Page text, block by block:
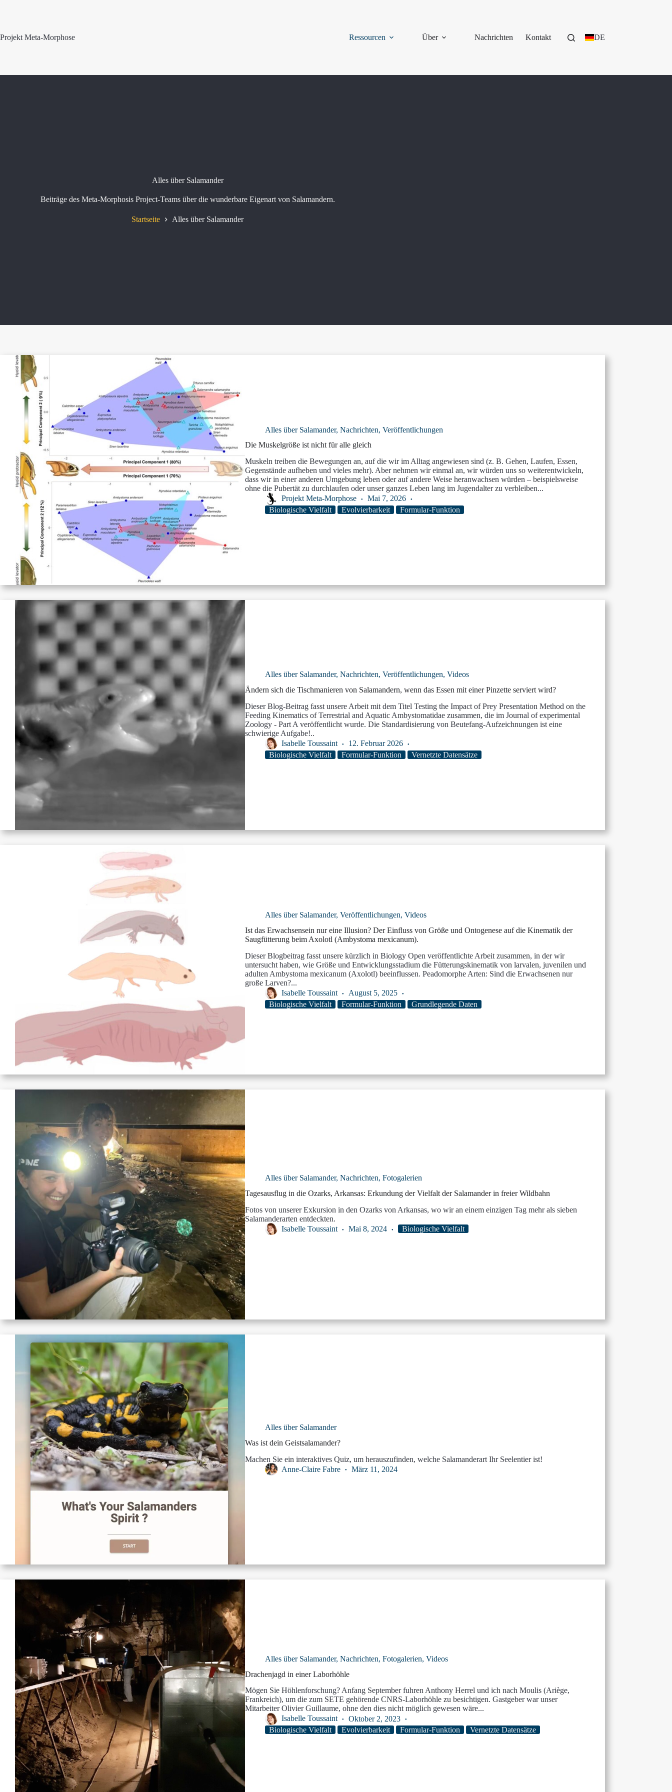
Projekt Meta-Morphose
Ressourcen Über Nachrichten Kontakt DE
Alles über Salamander
Beiträge des Meta-Morphosis Project-Teams über die wunderbare Eigenart von Salamandern.
Startseite Alles über Salamander
Alles über Salamander, Nachrichten, Veröffentlichungen
Die Muskelgröße ist nicht für alle gleich
Muskeln treiben die Bewegungen an, auf die wir im Alltag angewiesen sind (z. B. Gehen, Laufen, Essen,
Gegenstände aufheben und vieles mehr). Aber nehmen wir einmal an, wir würden uns so weiterentwickeln,
dass wir in einer anderen Umgebung leben oder auf andere Weise heranwachsen würden – beispielsweise
ohne die Pubertät zu durchlaufen oder unser ganzes Leben lang im Jugendalter zu verbleiben...
Projekt Meta-Morphose
Mai 7, 2026
Biologische Vielfalt
Evolvierbarkeit Formular-Funktion
Alles über Salamander, Nachrichten, Veröffentlichungen, Videos
Ändern sich die Tischmanieren von Salamandern, wenn das Essen mit einer Pinzette serviert wird?
Dieser Blog-Beitrag fasst unsere Arbeit mit dem Titel Testing the Impact of Prey Presentation Method on the
Feeding Kinematics of Terrestrial and Aquatic Ambystomatidae zusammen, die im Journal of experimental
Zoology - Part A veröffentlicht wurde. Die Standardisierung von Beutefang-Aufzeichnungen ist eine
schwierige Aufgabe!..
Isabelle Toussaint
12. Februar 2026
Biologische Vielfalt
Formular-Funktion Vernetzte Datensätze
Alles über Salamander, Veröffentlichungen, Videos
Ist das Erwachsensein nur eine Illusion? Der Einfluss von Größe und Ontogenese auf die Kinematik der
Saugfütterung beim Axolotl (Ambystoma mexicanum).
Dieser Blogbeitrag fasst unsere kürzlich in Biology Open veröffentlichte Arbeit zusammen, in der wir
untersucht haben, wie Größe und Entwicklungsstadium die Fütterungskinematik von larvalen, juvenilen und
adulten Ambystoma mexicanum (Axolotl) beeinflussen. Peadomorphe Arten: Sind die Erwachsenen nur
große Larven?...
Isabelle Toussaint
August 5, 2025
Biologische Vielfalt
Formular-Funktion Grundlegende Daten
Alles über Salamander, Nachrichten, Fotogalerien
Tagesausflug in die Ozarks, Arkansas: Erkundung der Vielfalt der Salamander in freier Wildbahn
Fotos von unserer Exkursion in den Ozarks von Arkansas, wo wir an einem einzigen Tag mehr als sieben
Salamanderarten entdeckten.
Isabelle Toussaint
Mai 8, 2024 Biologische Vielfalt
Alles über Salamander
Was ist dein Geistsalamander?
Machen Sie ein interaktives Quiz, um herauszufinden, welche Salamanderart Ihr Seelentier ist!
Anne-Claire Fabre
März 11, 2024
Alles über Salamander, Nachrichten, Fotogalerien, Videos
Drachenjagd in einer Laborhöhle
Mögen Sie Höhlenforschung? Anfang September fuhren Anthony Herrel und ich nach Moulis (Ariège,
Frankreich), um die zum SETE gehörende CNRS-Laborhöhle zu besichtigen. Gastgeber war unser
Mitarbeiter Olivier Guillaume, ohne den dies nicht möglich gewesen wäre...
Isabelle Toussaint
Oktober 2, 2023
Biologische Vielfalt
Evolvierbarkeit Formular-Funktion Vernetzte Datensätze